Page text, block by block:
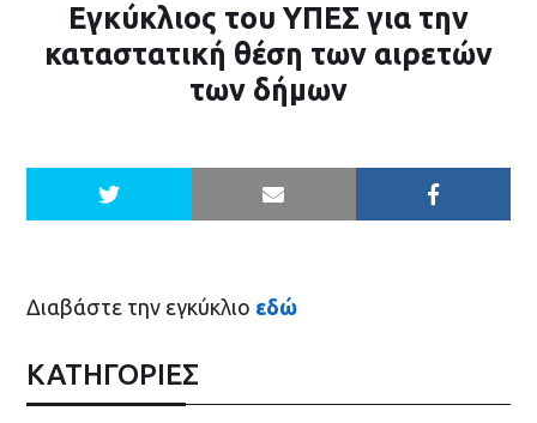
Εγκύκλιος του ΥΠΕΣ για την
καταστατική θέση των αιρετών
των δήμων
Διαβάστε την εγκύκλιο εδώ
ΚΑΤΗΓΟΡΙΕΣ